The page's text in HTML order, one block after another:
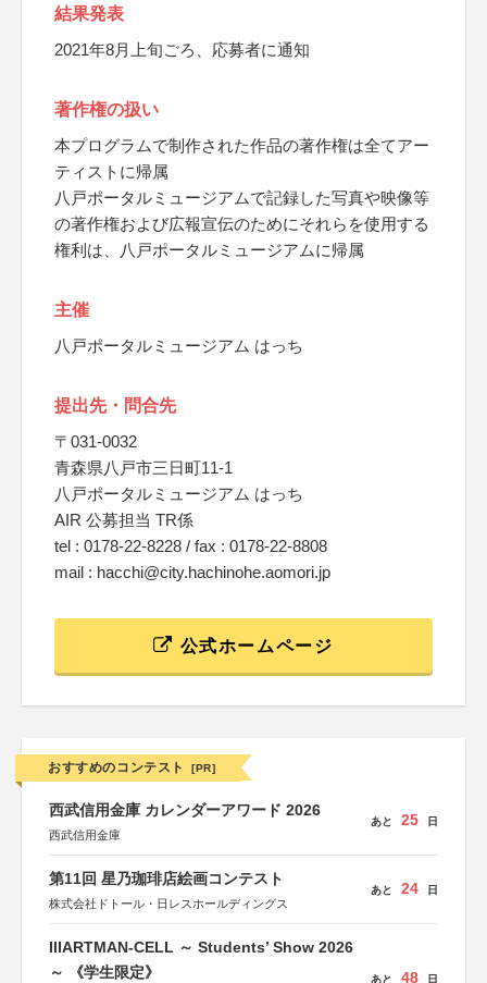
結果発表
2021年8月上旬ごろ、応募者に通知
著作権の扱い
本プログラムで制作された作品の著作権は全てアー
ティストに帰属
八戸ポータルミュージアムで記録した写真や映像等
の著作権および広報宣伝のためにそれらを使用する
権利は、八戸ポータルミュージアムに帰属
主催
八戸ポータルミュージアム はっち
提出先・問合先
〒031-0032
青森県八戸市三日町11-1
八戸ポータルミュージアム はっち
AIR 公募担当 TR係
tel : 0178-22-8228 / fax : 0178-22-8808
mail : hacchi@city.hachinohe.aomori.jp
公式ホームページ
おすすめのコンテスト [PR]
西武信用金庫 カレンダーアワード 2026
西武信用金庫
あと 25 日
第11回 星乃珈琲店絵画コンテスト
株式会社ドトール・日レスホールディングス
あと 24 日
IIIARTMAN-CELL ～ Students’ Show 2026
～ 《学生限定》
あと 48 日